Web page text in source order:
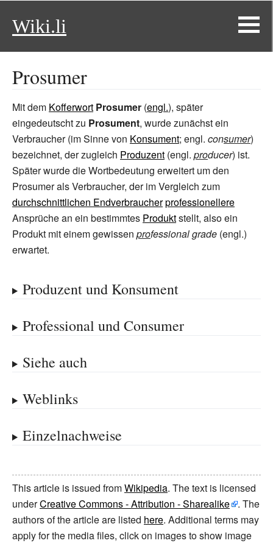
Wiki.li
Prosumer
Mit dem Kofferwort Prosumer (engl.), später
eingedeutscht zu Prosument, wurde zunächst ein
Verbraucher (im Sinne von Konsument; engl. consumer)
bezeichnet, der zugleich Produzent (engl. producer) ist.
Später wurde die Wortbedeutung erweitert um den
Prosumer als Verbraucher, der im Vergleich zum
durchschnittlichen Endverbraucherprofessionellere
Ansprüche an ein bestimmtes Produktstellt, also ein
Produkt mit einem gewissen professional grade (engl.)
erwartet.
Produzent und Konsument
Professional und Consumer
Siehe auch
Weblinks
Einzelnachweise
This article is issued fromWikipedia. The text is licensed
underCreative Commons - Attribution - Sharealike
. The
authors of the article are listed here. Additional terms may
apply for the media files, click on images to show image